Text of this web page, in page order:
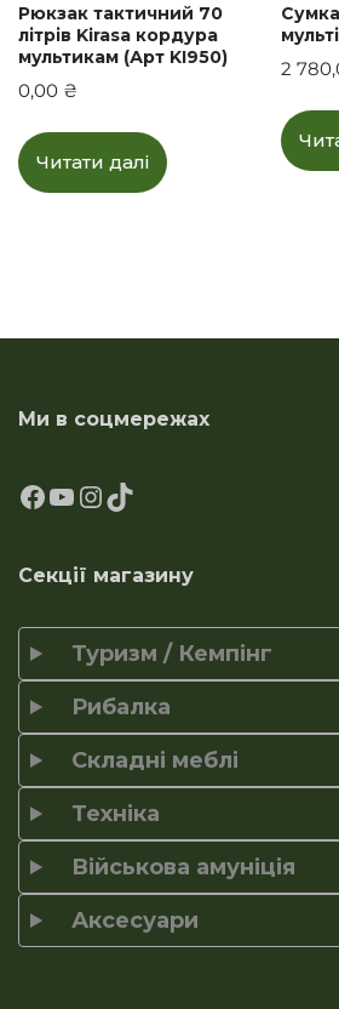
Рюкзак тактичний 70
літрів Kirasa кордура
мультикам (Арт KI950)
0,00 ₴
Читати далі
2
Ми в соцмережах
Секції магазину
Туризм / Кемпінг
Рибалка
Складні меблі
Техніка
Військова амуніція
Аксесуари